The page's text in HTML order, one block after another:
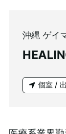
沖縄 ゲイ
個室 /